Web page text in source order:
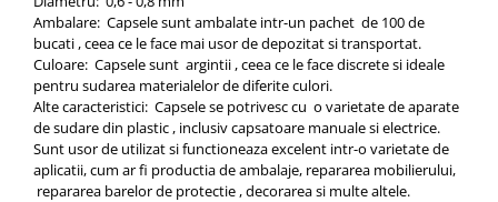
Ambalare: Capsele sunt ambalate intr-un pachet de 100 de
bucati , ceea ce le face mai usor de depozitat si transportat.
Culoare: Capsele sunt argintii , ceea ce le face discrete si ideale
pentru sudarea materialelor de diferite culori.
Alte caracteristici: Capsele se potrivesc cu o varietate de aparate
de sudare din plastic , inclusiv capsatoare manuale si electrice.
Sunt usor de utilizat si functioneaza excelent intr-o varietate de
aplicatii, cum ar fi productia de ambalaje, repararea mobilierului,
repararea barelor de protectie , decorarea si multe altele.